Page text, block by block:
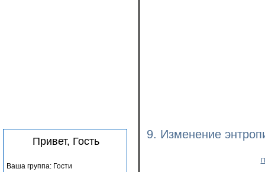
Привет, Гость
Ваша группа: Гости
9. Изменение